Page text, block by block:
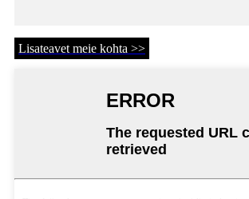
Lisateavet meie kohta >>